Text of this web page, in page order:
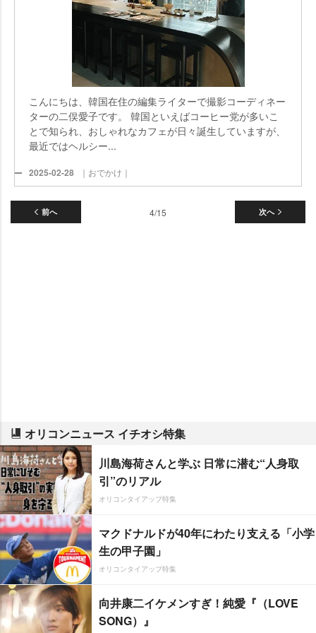
こんにちは、韓国在住の編集ライターで撮影コーディネー
ターの二俣愛子です。 韓国といえばコーヒー党が多いこ
とで知られ、おしゃれなカフェが日々誕生していますが、
最近ではヘルシー...
2025-02-28 ｜おでかけ｜
前へ 次へ
4/15
オリコンニュース イチオシ特集
川島海荷さんと学ぶ 日常に潜む“人身取
引”のリアル
オリコンタイアップ特集
マクドナルドが40年にわたり支える「小学
生の甲子園」
オリコンタイアップ特集
向井康二イケメンすぎ！純愛『（LOVE
SONG）』